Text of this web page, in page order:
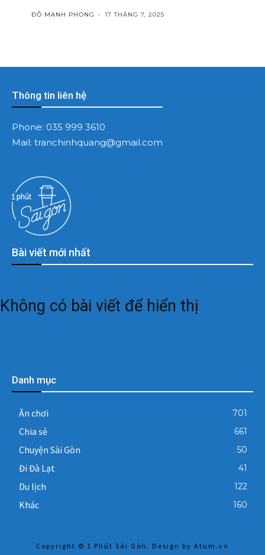
ĐỖ MẠNH PHONG - 17 THÁNG 7, 2025
Bài viết mới nhất
Không có bài viết để hiển thị
Danh mục
Ăn chơi 701
Chia sẻ 661
Chuyện Sài Gòn 50
Đi Đà Lạt 41
Du lịch 122
Khác 160
Thông tin liên hệ
Phone: 035 999 3610
Mail: tranchinhquang@gmail.com
Copyright © 1 Phút Sài Gòn. Design by Atum.vn